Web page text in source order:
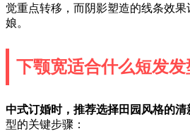
觉重点转移，而阴影塑造的线条效
娘。
下颚宽适合什么短发发
中式订婚时，推荐选择田园风格的清
型的关键步骤：